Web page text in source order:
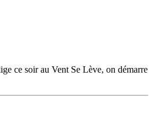
ce soir au Vent Se Lève, on démarre